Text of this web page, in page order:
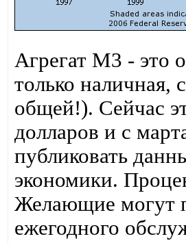
Агрегат М3 - это
только наличная,
общей!). Сейчас
долларов и с
публиковать
экономики.
Желающие могут
ежегодного